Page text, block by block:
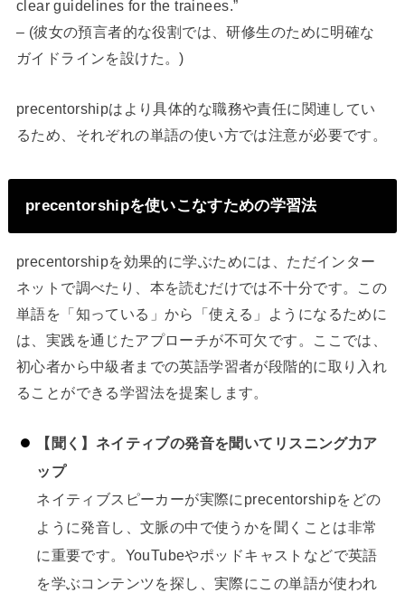
clear guidelines for the trainees.”
– (彼女の預言者的な役割では、研修生のために明確な
ガイドラインを設けた。)
precentorshipはより具体的な職務や責任に関連してい
るため、それぞれの単語の使い方では注意が必要です。
precentorshipを使いこなすための学習法
precentorshipを効果的に学ぶためには、ただインター
ネットで調べたり、本を読むだけでは不十分です。この
単語を「知っている」から「使える」ようになるために
は、実践を通じたアプローチが不可欠です。ここでは、
初心者から中級者までの英語学習者が段階的に取り入れ
ることができる学習法を提案します。
【聞く】ネイティブの発音を聞いてリスニング力ア
ップ
ネイティブスピーカーが実際にprecentorshipをどの
ように発音し、文脈の中で使うかを聞くことは非常
に重要です。YouTubeやポッドキャストなどで英語
を学ぶコンテンツを探し、実際にこの単語が使われ